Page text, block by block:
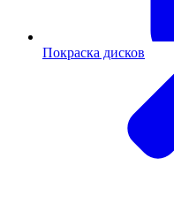
Покраска дисков